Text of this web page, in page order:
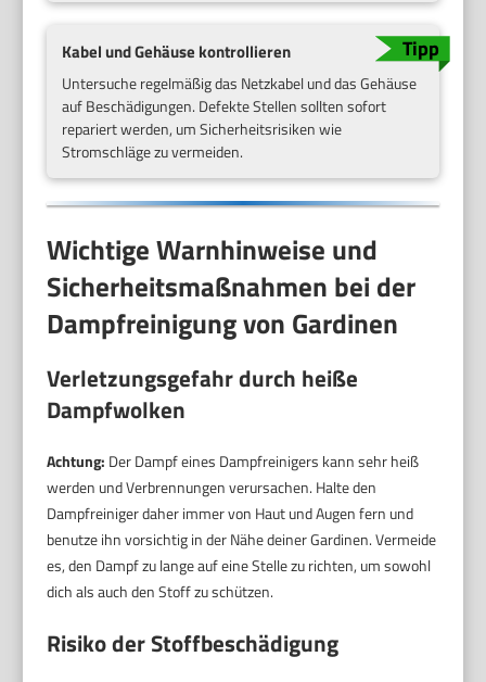
Kabel und Gehäuse kontrollieren
Untersuche regelmäßig das Netzkabel und das Gehäuse
auf Beschädigungen. Defekte Stellen sollten sofort
repariert werden, um Sicherheitsrisiken wie
Stromschläge zu vermeiden.
Wichtige Warnhinweise und
Sicherheitsmaßnahmen bei der
Dampfreinigung von Gardinen
Verletzungsgefahr durch heiße
Dampfwolken
Achtung: Der Dampf eines Dampfreinigers kann sehr heiß
werden und Verbrennungen verursachen. Halte den
Dampfreiniger daher immer von Haut und Augen fern und
benutze ihn vorsichtig in der Nähe deiner Gardinen. Vermeide
es, den Dampf zu lange auf eine Stelle zu richten, um sowohl
dich als auch den Stoff zu schützen.
Risiko der Stoffbeschädigung